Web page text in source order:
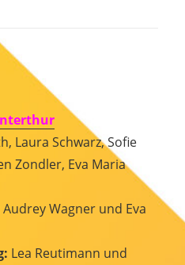
Laura Schwarz, Sofie
Zondler, Eva Maria
Audrey Wagner und Eva
Lea Reutimann und